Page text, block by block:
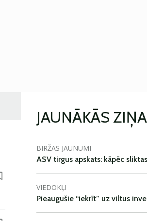
JAUNĀKĀS
BIRŽAS JAUNUMI
ASV tirgus apskats: kāpēc
VIEDOKĻI
Pieaugušie “iekrīt” uz viltus